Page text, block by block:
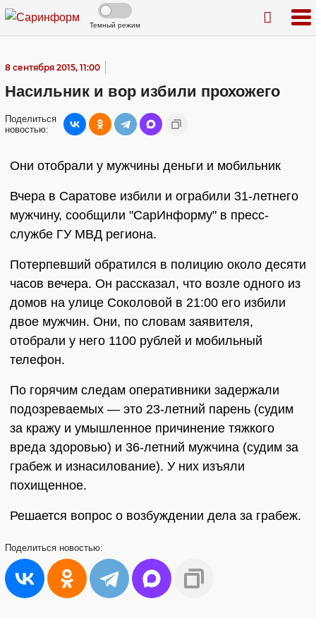
Темный режим
8 сентября 2015, 11:00
Насильник и вор избили прохожего
Поделиться
новостью:
Они отобрали у мужчины деньги и мобильник
Вчера в Саратове избили и ограбили 31-летнего
мужчину, сообщили "СарИнформу" в пресс-
службе ГУ МВД региона.
Потерпевший обратился в полицию около десяти
часов вечера. Он рассказал, что возле одного из
домов на улице Соколовой в 21:00 его избили
двое мужчин. Они, по словам заявителя,
отобрали у него 1100 рублей и мобильный
телефон.
По горячим следам оперативники задержали
подозреваемых — это 23-летний парень (судим
за кражу и умышленное причинение тяжкого
вреда здоровью) и 36-летний мужчина (судим за
грабеж и изнасилование). У них изъяли
похищенное.
Решается вопрос о возбуждении дела за грабеж.
Поделиться новостью: